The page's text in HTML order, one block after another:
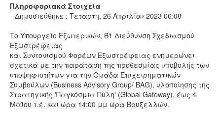
Πληροφοριακά Στοιχεία
Δημοσιεύθηκε : Τετάρτη, 26 Απριλίου 2023 06:08
Το Υπουργείο Εξωτερικών, Β1 Διεύθυνση Σχεδιασμού
Εξωστρέφειας
και Συντονισμού Φορέων Εξωστρέφειας ενημερώνει
σχετικά με την παράταση της προθεσμίας υποβολής των
υποψηφιοτήτων για την Ομάδα Επιχειρηματικών
Συμβούλων (Business Advisory Group/ BAG), υλοποίησης της
Στρατηγικής 'Παγκόσμια Πύλη' (Global Gateway), έως 4
Μαΐου τ.έ. και ώρα 14:00 μμ ώρα Βρυξελλών.